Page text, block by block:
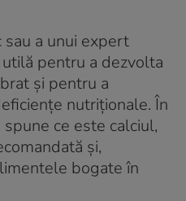
sau a unui expert
pentru a dezvolta
și pentru a
nutriționale. În
ce este calciul,
și,
bogate în